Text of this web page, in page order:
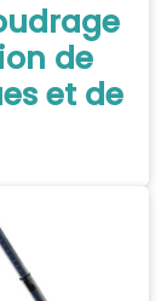
de
et de